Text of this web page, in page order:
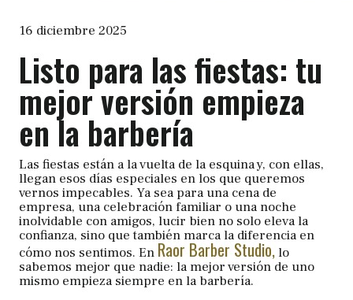
16 diciembre 2025
Listo para las fiestas: tu
mejor versión empieza
en la barbería
Las fiestas están a la vuelta de la esquina y, con ellas,
llegan esos días especiales en los que queremos
vernos impecables. Ya sea para una cena de
empresa, una celebración familiar o una noche
inolvidable con amigos, lucir bien no solo eleva la
confianza, sino que también marca la diferencia en
cómo nos sentimos. En Raor Barber Studio, lo
sabemos mejor que nadie: la mejor versión de uno
mismo empieza siempre en la barbería.